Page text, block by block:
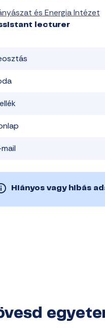
és Energia Intézet
lecturer
Hiányos vagy hibás